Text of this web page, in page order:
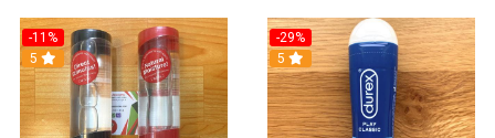
-11%
5
-29%
5